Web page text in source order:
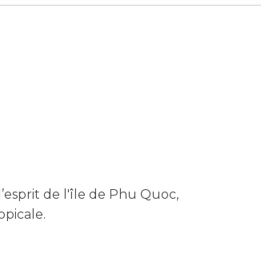
de l'île de Phu Quoc,